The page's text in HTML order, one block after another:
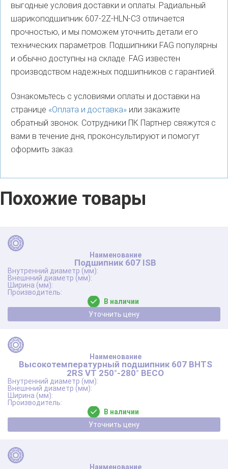
выгодные условия доставки и оплаты. Радиальный
шарикоподшипник 607-2Z-HLN-C3 отличается
прочностью, и мы поможем уточнить детали его
технических параметров. Подшипники FAG популярны
и обычно доступны на складе. FAG известен
производством надежных подшипников с гарантией.
Ознакомьтесь с условиями оплаты и доставки на
странице «Оплата и доставка» или закажите
обратный звонок. Сотрудники ПК Партнер свяжутся с
вами в течение дня, проконсультируют и помогут
оформить заказ.
Похожие товары
Подшипник 607 ISB
В наличии
Уточнить цену
Высокотемпературный подшипник 607 BHTS
2RS VT 250°-280° BECO
В наличии
Уточнить цену